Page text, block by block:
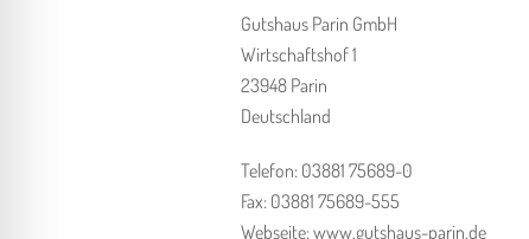
Gutshaus Parin GmbH
Wirtschaftshof 1
23948 Parin
Deutschland
Telefon: 03881 75689-0
Fax: 03881 75689-555
Webseite: www.gutshaus-parin.de